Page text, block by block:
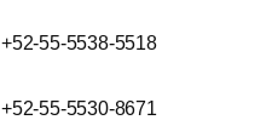
+52-55-5538-5518
+52-55-5530-8671